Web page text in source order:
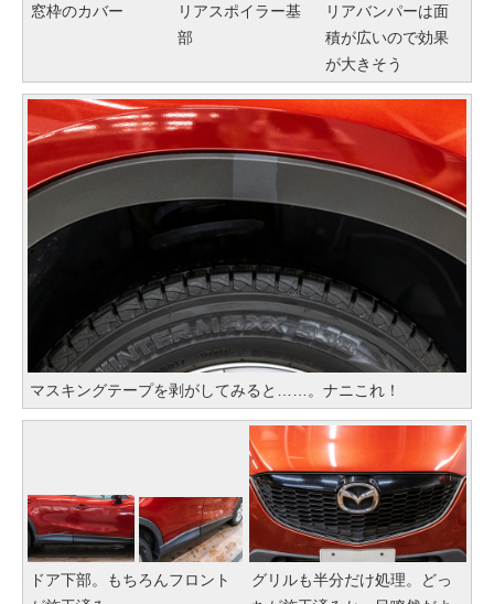
窓枠のカバー
リアスポイラー基
部
リアバンパーは面
積が広いので効果
が大きそう
マスキングテープを剥がしてみると……。ナニこれ！
ドア下部。もちろんフロント
グリルも半分だけ処理。どっ